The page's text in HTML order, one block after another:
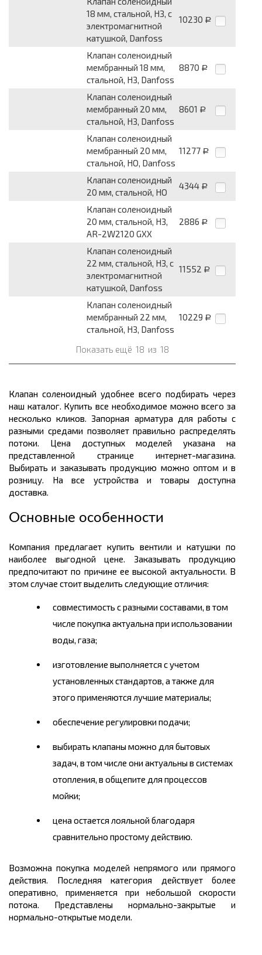
18 мм, стальной, НЗ, с
электромагнитной
катушкой, Danfoss
10230 Р
Клапан соленоидный
мембранный 18 мм,
стальной, НЗ, Danfoss
8870 Р
Клапан соленоидный
мембранный 20 мм,
стальной, НЗ, Danfoss
8601 Р
Клапан соленоидный
мембранный 20 мм,
стальной, НО, Danfoss
11277 Р
Клапан соленоидный
20 мм, стальной, НО
4344 Р
Клапан соленоидный
20 мм, стальной, НЗ,
AR-2W2120 GXX
2886 Р
Клапан соленоидный
22 мм, стальной, НЗ, с
электромагнитной
катушкой, Danfoss
11552 Р
Клапан соленоидный
мембранный 22 мм,
стальной, НЗ, Danfoss
10229 Р
Показать ещё 18 из 18
Клапан соленоидный удобнее всего подбирать через
наш каталог. Купить все необходимое можно всего за
несколько кликов. Запорная арматура для работы с
разными средами позволяет правильно распределять
потоки. Цена доступных моделей указана на
представленной странице интернет-магазина.
Выбирать и заказывать продукцию можно оптом и в
розницу. На все устройства и товары доступна
доставка.
Основные особенности
Компания предлагает купить вентили и катушки по
наиболее выгодной цене. Заказывать продукцию
предпочитают по причине ее высокой актуальности. В
этом случае стоит выделить следующие отличия:
совместимость с разными составами, в том
числе покупка актуальна при использовании
воды, газа;
изготовление выполняется с учетом
установленных стандартов, а также для
этого применяются лучшие материалы;
обеспечение регулировки подачи;
выбирать клапаны можно для бытовых
задач, в том числе они актуальны в системах
отопления, в общепите для процессов
мойки;
цена остается лояльной благодаря
сравнительно простому действию.
Возможна покупка моделей непрямого или прямого
действия. Последняя категория действует более
оперативно, применяется при небольшой скорости
потока. Представлены нормально-закрытые и
нормально-открытые модели.